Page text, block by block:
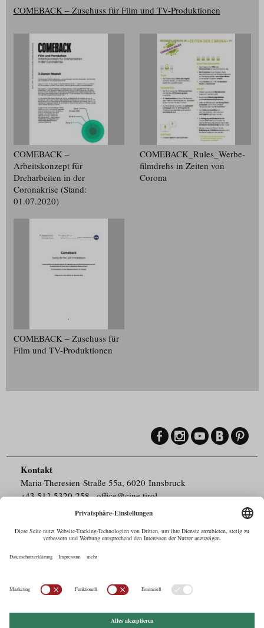
COMEBACK – Zuschuss für Film und TV-Produktionen
COMEBACK –
Arbeitskonzept für
Dreharbeiten in der
Coronakrise (Stand:
01.07.2020)
COMEBACK_­Ru­les_Wer­be­
filmdrehs in Zeiten von
Corona
COMEBACK – Zuschuss für
Film und TV-Produktionen
Kontakt
Maria-Theresien-Straße 55a, 6020 Innsbruck
+43.512.5320-258,office@cine.tirol
Barrierefreiheit
Pressebereich
Datenschutz
Commercials in Tirol
Drehorte in Tirol
EUFCN